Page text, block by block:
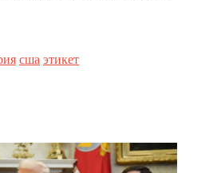
сша этикет